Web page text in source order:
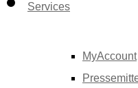
Services
MyAccount